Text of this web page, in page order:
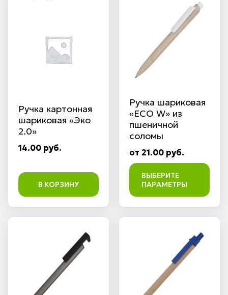
Ручка картонная
шариковая «Эко
2.0»
14.00 руб.
В КОРЗИНУ
Ручка шариковая
«ECO W» из
пшеничной
соломы
от 21.00 руб.
ВЫБЕРИТЕ
ПАРАМЕТРЫ